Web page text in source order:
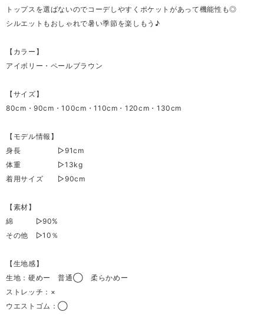
トップスを選ばないのでコーデしやすくポケットがあって機能性も◎
シルエットもおしゃれで暑い季節を楽しもう♪
【カラー】
アイボリー・ペールブラウン
【サイズ】
80cm・90cm・100cm・110cm・120cm・130cm
【モデル情報】
身長 ▷91cm
体重 ▷13kg
着用サイズ ▷90cm
【素材】
綿 ▷90%
その他 ▷10％
【生地感】
生地：硬めー 普通◯ 柔らかめー
ストレッチ：×
ウエストゴム：◯